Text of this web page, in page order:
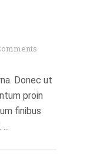
Donec ut
proin
finibus